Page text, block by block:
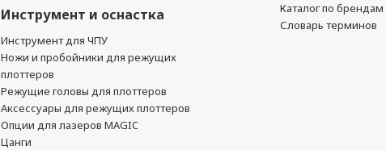
Инструмент и оснастка
Инструмент для ЧПУ
Ножи и пробойники для режущих
плоттеров
Режущие головы для плоттеров
Аксессуары для режущих плоттеров
Опции для лазеров MAGIC
Цанги
Каталог по брендам
Словарь терминов